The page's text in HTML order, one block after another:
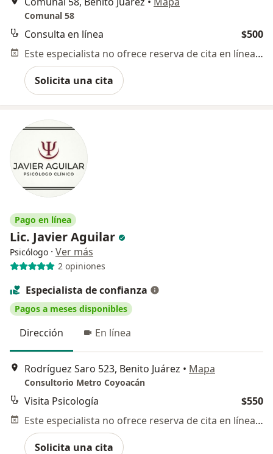
Comunal 58
Consulta en línea
$500
Este especialista no ofrece reserva de cita en línea en esta dirección.
Solicita una cita
Pago en línea
Lic. Javier Aguilar
Psicólogo · Ver más
2 opiniones
Especialista de confianza
Pagos a meses disponibles
Dirección En línea
Rodríguez Saro 523, Benito Juárez • Mapa
Consultorio Metro Coyoacán
Visita Psicología
$550
Este especialista no ofrece reserva de cita en línea en esta dirección.
Solicita una cita